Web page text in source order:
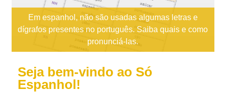
Em espanhol, não são usadas algumas letras e
dígrafos presentes no português. Saiba quais e como
pronunciá-las.
Seja bem-vindo ao Só
Espanhol!